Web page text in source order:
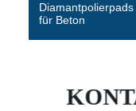
für Beton